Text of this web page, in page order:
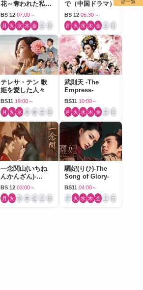
花～奪われた私～
（中国ドラマ）
BS 12 07:00～
月 火 水 木 金 土 日
で（中国ドラマ）
BS 12 05:30～
月 火 水 木 金 土 日
テレサ・テン 歌
姫を愛した人々
BS11 19:00～
月 火 水 木 金 土 日
武則天 -The
Empress-
BS11 10:00～
月 火 水 木 金 土 日
一念関山(いちね
んかんざん)-
Journey to Love-
BS 12 03:00～
月 火 水 木 金 土 日
驪妃(りひ)-The
Song of Glory-
BS11 04:00～
月 火 水 木 金 土 日